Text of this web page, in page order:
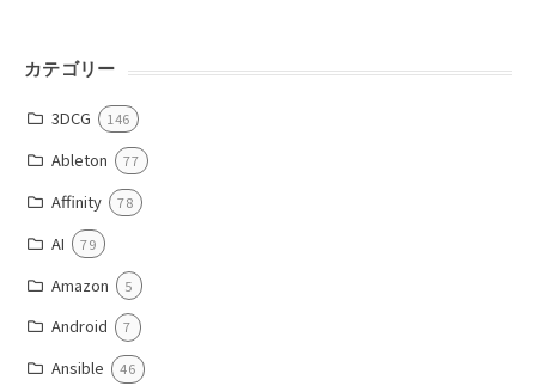
カテゴリー
3DCG 146
Ableton 77
Affinity 78
AI 79
Amazon 5
Android 7
Ansible 46